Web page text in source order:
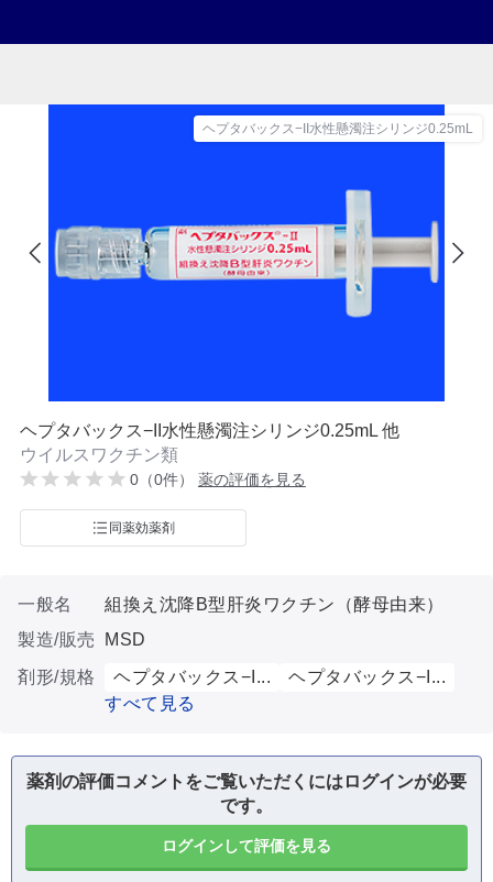
ヘプタバックス−II水性懸濁注シリンジ0.25mL
ヘプタバックス−II水性懸濁注シリンジ0.25mL 他
ウイルスワクチン類
0（0件） 薬の評価を見る
同薬効薬剤
一般名
組換え沈降B型肝炎ワクチン（酵母由来）
製造/販売
MSD
剤形/規格
ヘプタバックス−I...
ヘプタバックス−I...
すべて見る
薬剤の評価コメントをご覧いただくにはログインが必要
です。
ログインして評価を見る